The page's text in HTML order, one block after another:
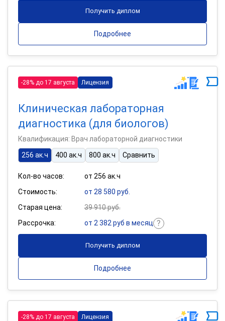
Получить диплом
Подробнее
-28% до 17 августа Лицензия
Клиническая лабораторная
диагностика (для биологов)
Квалификация: Врач лабораторной диагностики
256 ак.ч
400 ак.ч 800 ак.ч Сравнить
Кол-во часов:
от 256 ак.ч
Стоимость:
от 28 580 руб.
Старая цена:
39 910 руб.
Рассрочка:
от 2 382 руб в месяц
Получить диплом
Подробнее
-28% до 17 августа Лицензия